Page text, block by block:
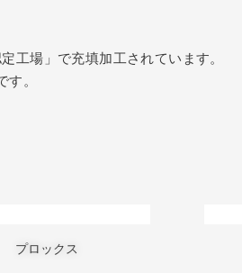
工場」で充填加工されています。
。
プロックス